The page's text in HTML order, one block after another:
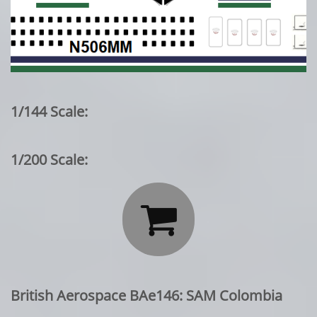
1/144 Scale:
1/200 Scale:

British Aerospace BAe146: SAM Colombia